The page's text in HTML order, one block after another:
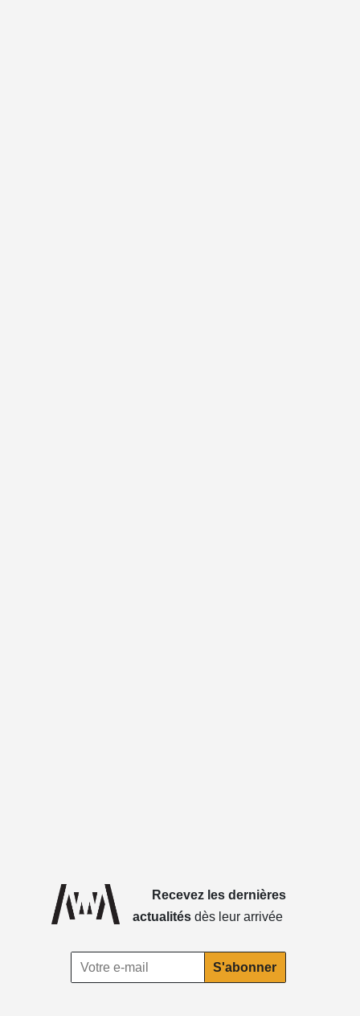
Recevez les dernières
actualités dès leur arrivée